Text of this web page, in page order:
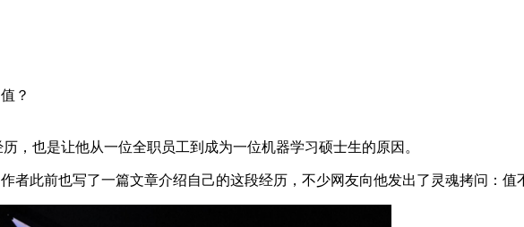
？
也是让他从一位全职员工到成为一位机器学习硕士生的原因。
此前也写了一篇文章介绍自己的这段经历，不少网友向他发出了灵魂拷问：值